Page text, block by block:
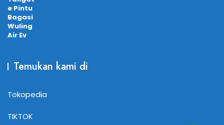
Temukan kami di
Tokopedia
TIKTOK